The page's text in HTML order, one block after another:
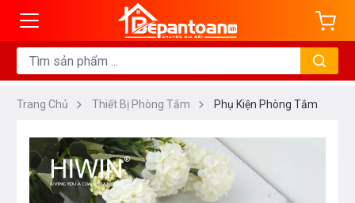
Trang Chủ Thiết Bị Phòng Tắm Phụ Kiện Phòng Tắm